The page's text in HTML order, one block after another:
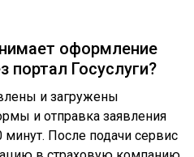
оформление
портал Госуслуги?
и загружены
и отправка заявления
После подачи сервис